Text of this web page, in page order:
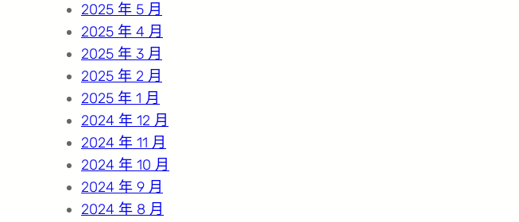
2025 年 5 月
2025 年 4 月
2025 年 3 月
2025 年 2 月
2025 年 1 月
2024 年 12 月
2024 年 11 月
2024 年 10 月
2024 年 9 月
2024 年 8 月